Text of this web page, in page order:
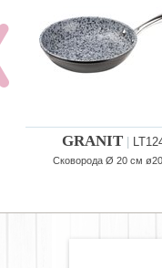
GRANIT
Сковорода Ø 20 см